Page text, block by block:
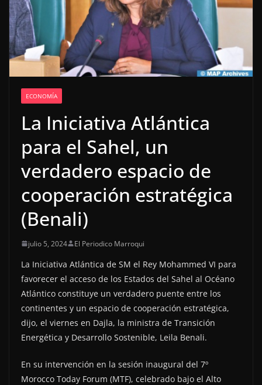
ECONOMÍA
La Iniciativa Atlántica
para el Sahel, un
verdadero espacio de
cooperación estratégica
(Benali)
julio 5, 2024 El Periodico Marroqui
La Iniciativa Atlántica de SM el Rey Mohammed VI para
favorecer el acceso de los Estados del Sahel al Océano
Atlántico constituye un verdadero puente entre los
continentes y un espacio de cooperación estratégica,
dijo, el viernes en Dajla, la ministra de Transición
Energética y Desarrollo Sostenible, Leila Benali.
En su intervención en la sesión inaugural del 7º
Morocco Today Forum (MTF), celebrado bajo el Alto